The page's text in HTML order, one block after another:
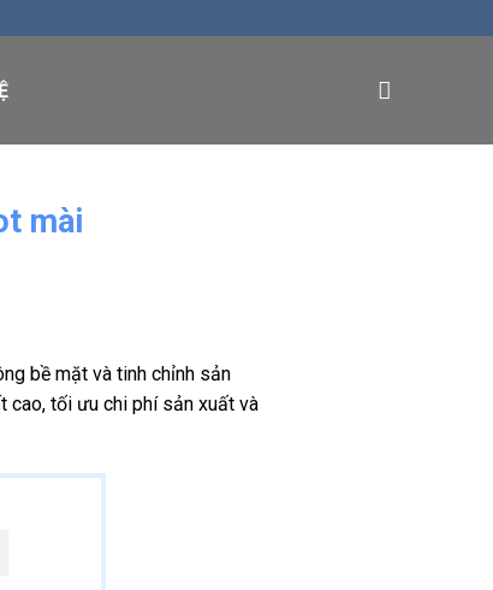
mài
bề mặt và tinh chỉnh sản
cao, tối ưu chi phí sản xuất và